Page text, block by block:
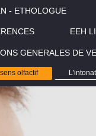
- ETHOLOGUE
EEH
GENERALES DE
olfactif